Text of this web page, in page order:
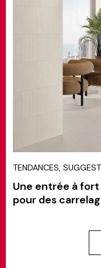
TENDANCES,
Une entrée à
pour des